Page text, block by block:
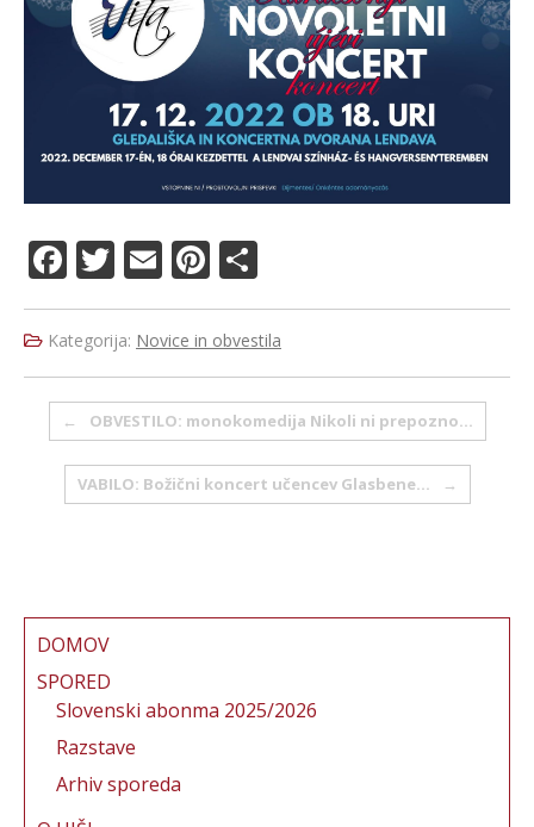
F
a
c
e
b
o
o
T
w
it
te
r
E
m
ai
l
Pi
n
te
re
st
h
a
re
Kategorija: Novice in obvestila
Post navigation
← OBVESTILO: monokomedija Nikoli ni prepozno…
VABILO: Božični koncert učencev Glasbene… →
DOMOV
SPORED
Slovenski abonma 2025/2026
Razstave
Arhiv sporeda